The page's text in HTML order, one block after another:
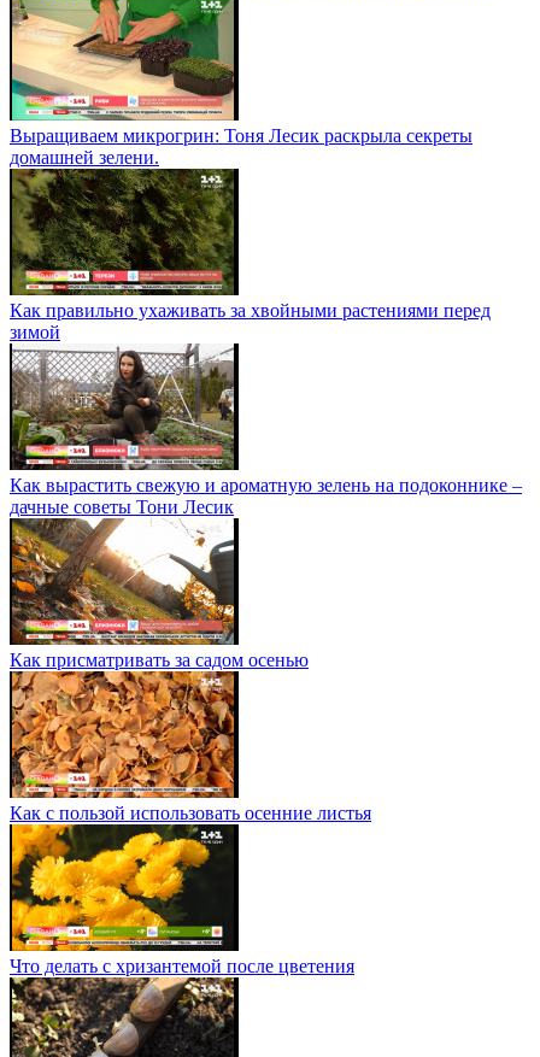
Выращиваем микрогрин: Тоня Лесик раскрыла секреты
домашней зелени.
Как правильно ухаживать за хвойными растениями перед
зимой
Как вырастить свежую и ароматную зелень на подоконнике –
дачные советы Тони Лесик
Как присматривать за садом осенью
Как с пользой использовать осенние листья
Что делать с хризантемой после цветения